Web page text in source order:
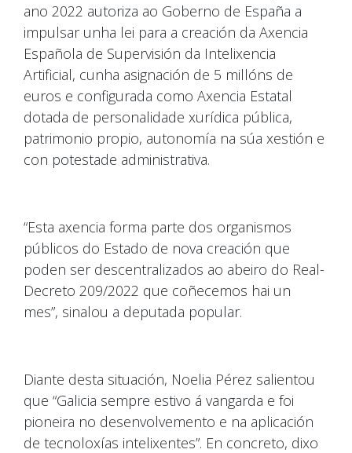
ano 2022 autoriza ao Goberno de España a
impulsar unha lei para a creación da Axencia
Española de Supervisión da Intelixencia
Artificial, cunha asignación de 5 millóns de
euros e configurada como Axencia Estatal
dotada de personalidade xurídica pública,
patrimonio propio, autonomía na súa xestión e
con potestade administrativa.
“Esta axencia forma parte dos organismos
públicos do Estado de nova creación que
poden ser descentralizados ao abeiro do Real-
Decreto 209/2022 que coñecemos hai un
mes”, sinalou a deputada popular.
Diante desta situación, Noelia Pérez salientou
que “Galicia sempre estivo á vangarda e foi
pioneira no desenvolvemento e na aplicación
de tecnoloxías intelixentes”. En concreto, dixo